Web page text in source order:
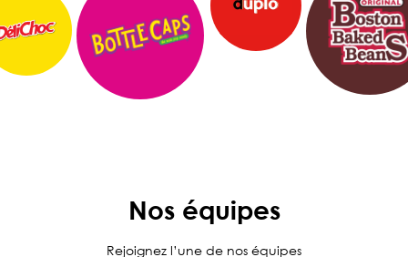
Nos équipes
Rejoignez l’une de nos équipes